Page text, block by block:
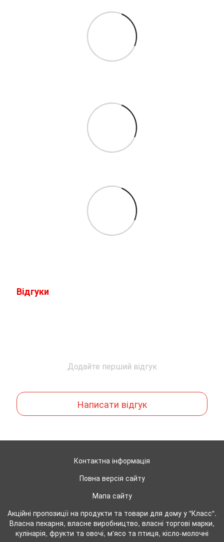
Відгуки
Додайте перший відгук
Написати відгук
Контактна інформація
Повна версія сайту
Мапа сайту
Акційні пропозиції на продукти та товари для дому у "Класс".
Власна пекарня, власне виробництво, власні торгові марки,
кулінарія, фрукти та овочі, м'ясо та птиця, кісло-молочні